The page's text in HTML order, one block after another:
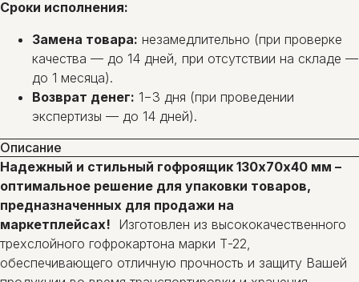
Сроки исполнения:
Замена товара: незамедлительно (при проверке
качества — до 14 дней, при отсутствии на складе —
до 1 месяца).
Возврат денег: 1−3 дня (при проведении
экспертизы — до 14 дней).
Описание
Надежный и стильный гофроящик 130х70х40 мм –
оптимальное решение для упаковки товаров,
предназначенных для продажи на
маркетплейсах! Изготовлен из высококачественного
трехслойного гофрокартона марки Т-22,
обеспечивающего отличную прочность и защиту Вашей